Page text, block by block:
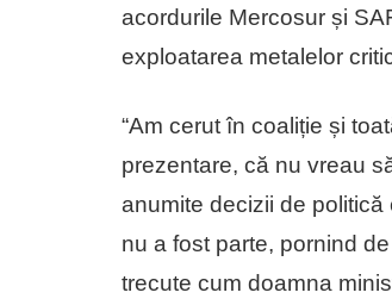
acordurile Mercosur și
exploatarea metalelor
“Am cerut în coaliție și
prezentare, că nu vreau
anumite decizii de
nu a fost parte, pornind
trecute cum doamna